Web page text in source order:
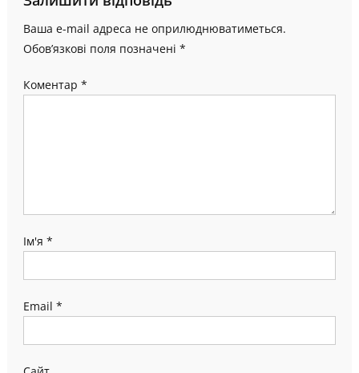
Ваша e-mail адреса не оприлюднюватиметься.
Обов’язкові поля позначені *
Коментар *
Ім'я *
Email *